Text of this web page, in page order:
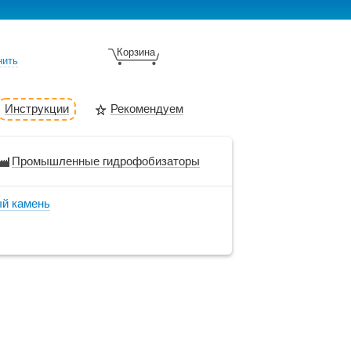
Корзина
Инструкции Рекомендуем
Промышленные гидрофобизаторы
камень